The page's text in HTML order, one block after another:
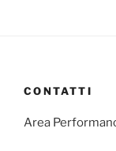
CONTATTI
Area